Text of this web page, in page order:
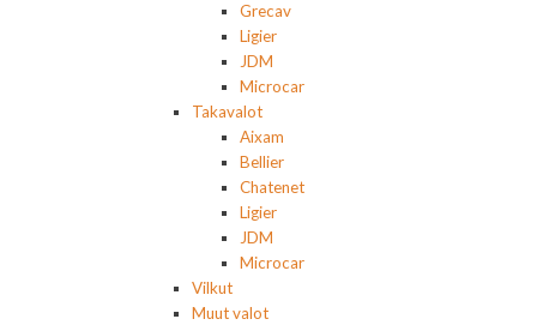
Grecav
Ligier
JDM
Microcar
Takavalot
Aixam
Bellier
Chatenet
Ligier
JDM
Microcar
Vilkut
Muut valot